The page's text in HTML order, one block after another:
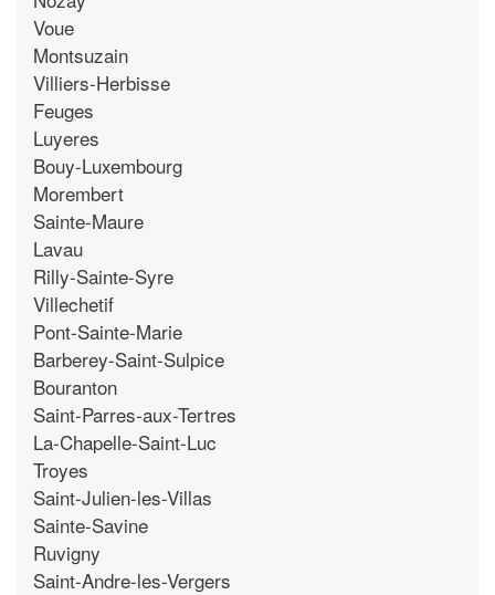
Voue
Montsuzain
Villiers-Herbisse
Feuges
Luyeres
Bouy-Luxembourg
Morembert
Sainte-Maure
Lavau
Rilly-Sainte-Syre
Villechetif
Pont-Sainte-Marie
Barberey-Saint-Sulpice
Bouranton
Saint-Parres-aux-Tertres
La-Chapelle-Saint-Luc
Troyes
Saint-Julien-les-Villas
Sainte-Savine
Ruvigny
Saint-Andre-les-Vergers